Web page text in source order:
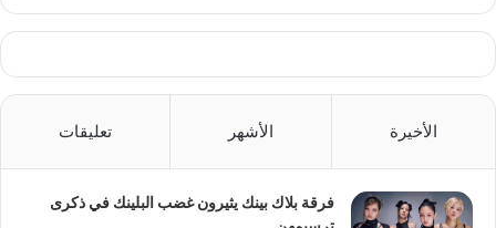
الأخيرة الأشهر تعليقات
فرقة بلاك بينك يثيرون غضب البلينك في ذكرى